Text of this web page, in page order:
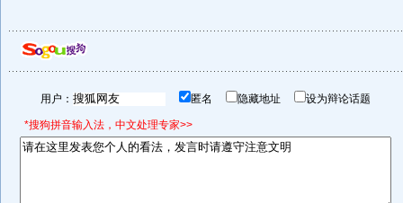
用户： 匿名 隐藏地址 设为辩论话题
*搜狗拼音输入法，中文处理专家>>